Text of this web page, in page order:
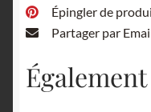
Épingler de
Partager par